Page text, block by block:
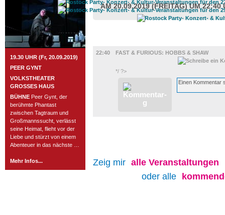
19.30 UHR (Fr, 20.09.2019)
PEER GYNT
VOLKSTHEATER
GROSSES HAUS
BÜHNE Peer Gynt, der
berühmte Phantast
zwischen Tagtraum und
Großmannssucht, verlässt
seine Heimat, flieht vor der
Liebe und stürzt von einem
Abenteuer in das nächste …
Mehr Infos...
AM 20.09.2019 (FREITAG) UM 22:40
22:40
FAST & FURIOUS: HOBBS & SHAW
*/ ?>
Zeig mir alle Veranstaltungen
oder alle